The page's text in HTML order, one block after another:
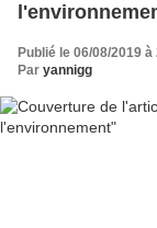
Publié le 06/08/2019 à
Par yannigg